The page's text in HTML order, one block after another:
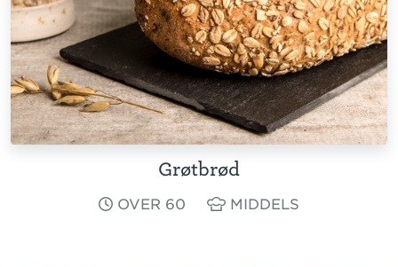
Grøtbrød
OVER 60 MIDDELS